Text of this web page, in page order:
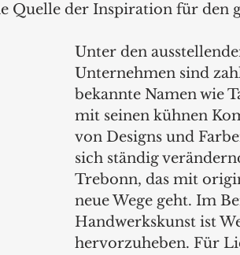
Quelle der Inspiration für den
Unter den
Unternehmen sind
bekannte Namen wie
mit seinen kühnen
von Designs und
sich ständig
Trebonn, das mit
neue Wege geht. Im
Handwerkskunst ist
hervorzuheben. Für